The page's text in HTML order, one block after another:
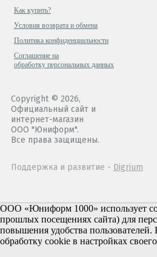
Как купить?
Условия возврата и обмена
Политика конфиденциальности
Cоглашение на
обработку персональных данных
Copyright © 2026,
Официальный сайт и
интернет-магазин
ООО "Юниформ".
Все права защищены.
Поддержка и развитие - Digrium
ООО «Юниформ 1000» использует
прошлых посещениях сайта) для
повышения удобства
обработку cookie в настройках